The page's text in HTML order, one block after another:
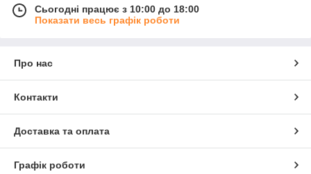
Сьогодні працює з 10:00 до 18:00
Показати весь графік роботи
Про нас
Контакти
Доставка та оплата
Графік роботи